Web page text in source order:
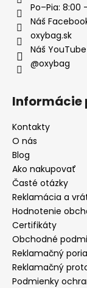
Po–Pia: 8:00
Náš
oxybag.sk
Náš YouTube
@oxybag
Informácie
Kontakty
O nás
Blog
Ako nakupovať
Časté otázky
Reklamácia a
Hodnotenie
Certifikáty
Obchodné
Reklamačný
Reklamačný
Podmienky